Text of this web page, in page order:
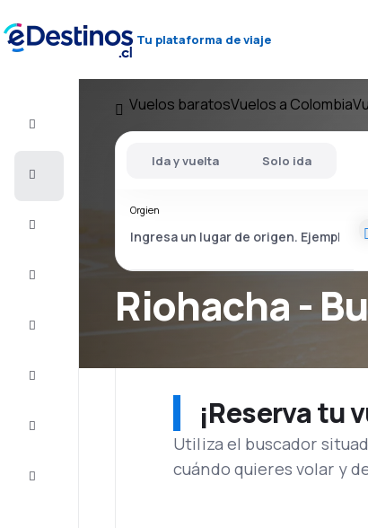
Tu plataforma de viaje
Completa
Vuelos baratosVuelos a Colombia
Riohacha -
Ida y vuelta Solo ida
Orgien
¡Reserva tu
Utiliza el buscador
cuándo quieres volar y